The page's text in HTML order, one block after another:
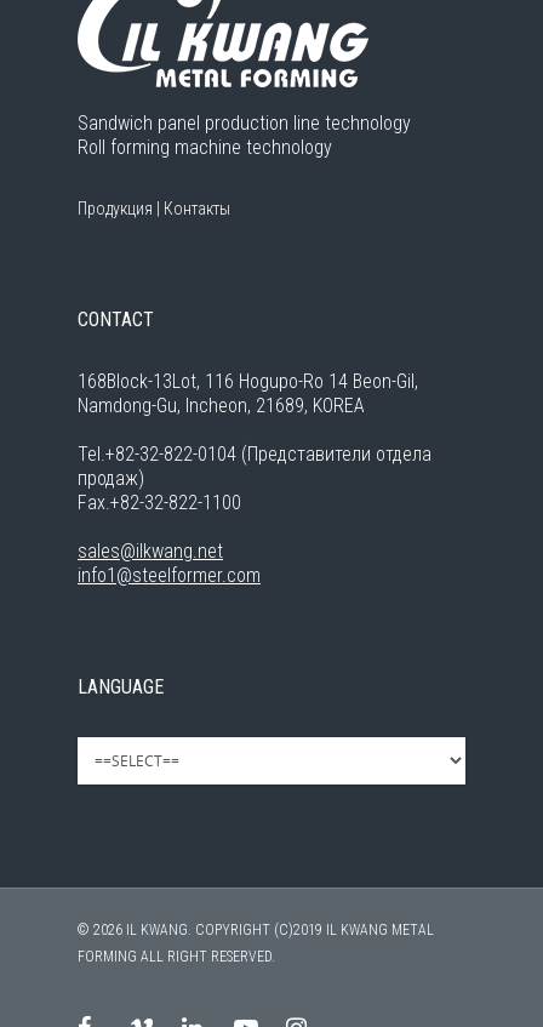
Sandwich panel production line technology
Roll forming machine technology
Продукция Контакты
CONTACT
168Block-13Lot, 116 Hogupo-Ro 14 Beon-Gil,
Namdong-Gu, Incheon, 21689, KOREA
Tel.+82-32-822-0104 (Представители отдела
продаж)
Fax.+82-32-822-1100
sales@ilkwang.net
info1@steelformer.com
LANGUAGE
© 2026 IL KWANG. COPYRIGHT (C)2019 IL KWANG METAL
FORMING ALL RIGHT RESERVED.